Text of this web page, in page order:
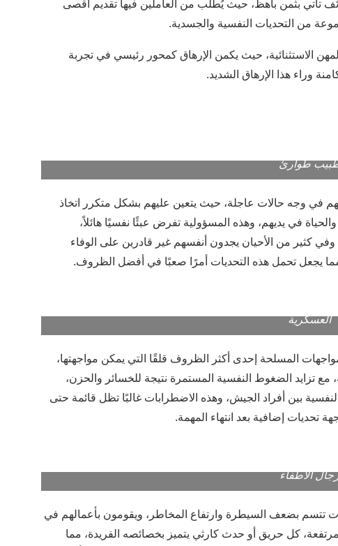
تأتي بثمن باهظ، حيث يُطلب من العاملين فيها تقديم أقصى
من التحديات النفسية والجسدية.
الاستثنائية، حيث يكمن الإرهاق كمحور رئيسي في تجربة
وراء هذا الإرهاق الشديد.
طوارئ
في وجه حالات عاجلة، حيث يتعين عليهم بشكل متكرر اتخاذ
في يديهم، وهذه المسؤولية تفرض عبئًا نفسيًا هائلاً،
وفي كثير من الأحيان يجدون أنفسهم غير قادرين على الوفاء
مما يجعل تحمل هذه التحديات أمرًا صعبًا في أفضل الظروف.
العسكرية
المسلحة إحدى أكثر الظروف قلقًا التي يمكن مواجهتها،
تزايد الضغوط النفسية المستمرة نتيجة للخسائر والحزن،
بين أفراد الجيش، وهذه الاضطرابات غالبًا تظل قائمة حتى
تحديات إضافية بعد انتهاء المهمة.
الاطفاء
تتسم بضعف السيطرة وارتفاع المخاطر، ويقومون بأعمالهم في
كل حريق أو حدث كارثي يتميز بخصائصه الفريدة، مما